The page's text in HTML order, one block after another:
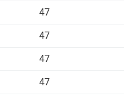
47
47
47
47